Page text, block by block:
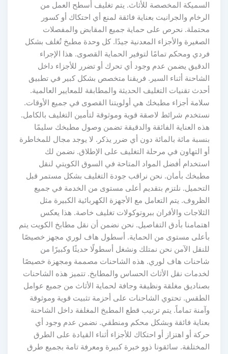
السميكة المخصصة للأثاث. يتم تغليف أسطح العمل من
الرخام والجرانيت بعناية فائقة لمنع أي احتكاك أو كسور
محتملة. نحرص على حماية جميع المقابض والمفصلات
الصغيرة والأجزاء المعدنية جيدًا. كل وحدة مطبخ تُغلف بشكل
فردي ومحكم تمامًا لتوفير الحماية القصوى. هذا الإجراء
الدقيق يضمن عدم وجود أي تحرك أو تضرر للأجزاء داخل
الشاحنة أثناء السير. فريقنا متخصص بشكل كبير في تطبيق
أحدث تقنيات التغليف الحديثة والمطابقة للمعايير العالمية.
سلامة أجزاء مطبخك هي أولويتنا القصوى في جميع الأوقات.
نستخدم شرائط لاصقة قوية وموثوقة لتأمين التغليف بالكامل.
هذه العناية الفائقة والدقيقة تضمن وصول مطبخك سليمًا
بنسبة مائة بالمائة دون أي ضرر يذكر. لا يوجد مجال للمخاطرة
أو التهاون في مرحلة التغليف على الإطلاق. نضمن لك
استخدام أفضل المواد المتاحة في السوق الكويتي لنقل
مطبخك بأمان. نحن نراقب جودة التغليف بشكل مستمر قبل
التحميل. نلتزم بتقديم أعلى مستوى من الخدمة في جميع
الظروف. يتم التعامل مع الأجهزة الكهربائية الكبيرة مثل
الثلاجات والأفران ببروتوكولات تغليف خاصة. هذا يعكس
اهتمامنا بأدق التفاصيل. نحن نضمن أن نقل مطابخ الكويت يتم
بأعلى مستوى من الحماية. أسطول هاف لوري مجهز خصيصًا
للنقل الآمن نحن نمتلك ونشغل أسطولًا حديثًا وكبيرًا من
شاحنات هاف لوري. هذه الشاحنات مصممة ومجهزة خصيصًا
لخدمات نقل الأثاث الحساس والمطابخ. تتميز هذه الشاحنات
بصناديق مغلقة ونظيفة وجافة لحماية الأثاث من جميع عوامل
الطقس. تحتوي الشاحنات على أحزمة تثبيت قوية وموثوقة
وآمنة تماماً. يتم ترتيب قطع المطبخ المغلفة داخل الشاحنة
بعناية فائقة وبشكل محكم ومنطقي. نضمن عدم وجود أي
حركة أو اهتزاز أو احتكاك للأجزاء أثناء القيادة على الطرق
المختلفة. سائقونا ذوو خبرة كبيرة ومعرفة تامة بجميع طرق